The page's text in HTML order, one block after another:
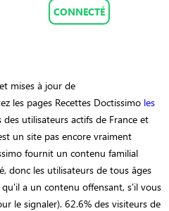
CONNECTÉ
mises à jour de
les pages Recettes Doctissimo les
des utilisateurs actifs de France et
un site pas encore vraiment
fournit un contenu familial
donc les utilisateurs de tous âges
a un contenu offensant, s'il vous
le signaler). 62.6% des visiteurs de